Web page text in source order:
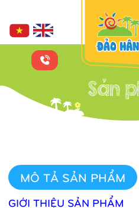
MÔ TẢ SẢN PHẨM
GIỚI THIỆU SẢN PHẨM